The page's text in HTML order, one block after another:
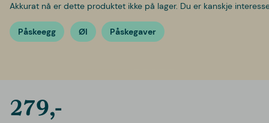
Akkurat nå er dette produktet ikke på lager. Du er kanskje
Påskeegg Øl Påskegaver
279,-